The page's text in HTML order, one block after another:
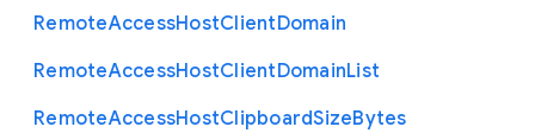
RemoteAccessHostClientDomain
RemoteAccessHostClientDomainList
RemoteAccessHostClipboardSizeBytes